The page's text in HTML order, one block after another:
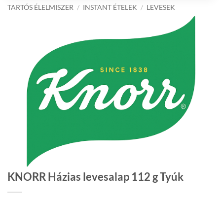
TARTÓS ÉLELMISZER / INSTANT ÉTELEK / LEVESEK
KNORR Házias levesalap 112 g Tyúk